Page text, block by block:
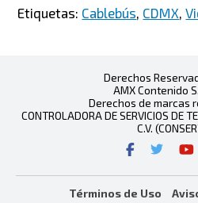
Etiquetas: Cablebús CDMX ,
Derechos
AMX Contenido
Derechos de marcas
CONTROLADORA DE SERVICIOS DE
C.V.
Términos de Uso